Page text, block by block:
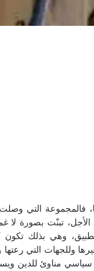
فالمجموعة التي
الأجل، تبنّت بصورة لا
وهي بذلك تكون
وللجهات التي رعتها
مناوئ للدين